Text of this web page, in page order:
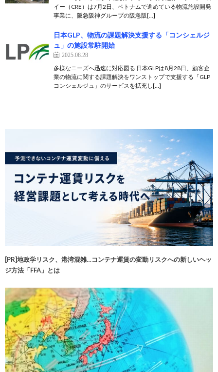
イー（CRE）は7月2日、ベトナムで進めている物流施設開発
事業に、阪急阪神グループの阪急阪[…]
日本GLP、物流の課題解決支援する「コンシェルジ
ュ」の施設常駐開始
2025.08.28
多様なニーズへ迅速に対応図る 日本GLPは8月28日、顧客企
業の物流に関する課題解決をワンストップで支援する「GLP
コンシェルジュ」のサービスを拡充し[…]
[PR]地政学リスク、港湾混雑…コンテナ運賃の変動リスクへの新しいヘッ
ジ方法「FFA」とは